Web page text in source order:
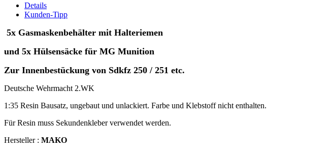
Details
Kunden-Tipp
5x Gasmaskenbehälter mit Halteriemen
und 5x Hülsensäcke für MG Munition
Zur Innenbestückung von Sdkfz 250 / 251 etc.
Deutsche Wehrmacht 2.WK
1:35 Resin Bausatz, ungebaut und unlackiert. Farbe und Klebstoff nicht enthalten.
Für Resin muss Sekundenkleber verwendet werden.
Hersteller : MAKO